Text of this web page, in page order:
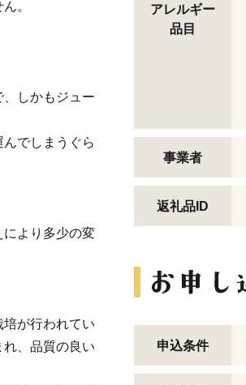
。
しかもジュー
でしまうぐら
より多少の変
が行われてい
、品質の良い
アレルギー
品目
事業者
返礼品ID
申込条件